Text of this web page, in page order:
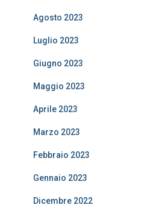
Agosto 2023
Luglio 2023
Giugno 2023
Maggio 2023
Aprile 2023
Marzo 2023
Febbraio 2023
Gennaio 2023
Dicembre 2022